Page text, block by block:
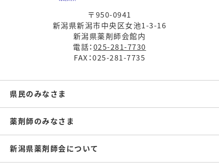
〒950-0941
新潟県新潟市中央区女池1-3-16
新潟県薬剤師会館内
電話：025-281-7730
FAX：025-281-7735
県民のみなさま
薬剤師のみなさま
新潟県薬剤師会について